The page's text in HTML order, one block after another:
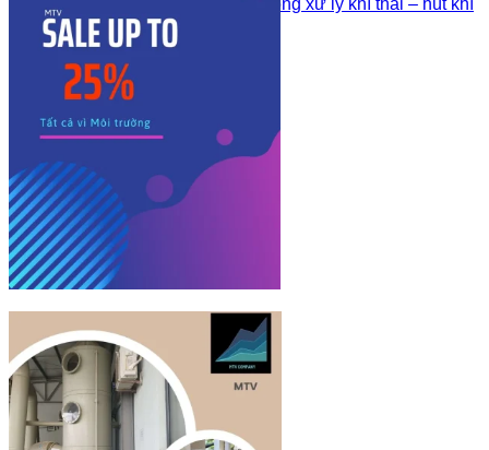
Quạt ly tâm nhựa PP trong xử lý khí thải – hút khí
buồng hóa chất
Sản phẩm khác
Công Trình Đã Thi Công
Tư Vấn – Kiến Thức Về Nhựa
Liên hệ
Sign Up
Join